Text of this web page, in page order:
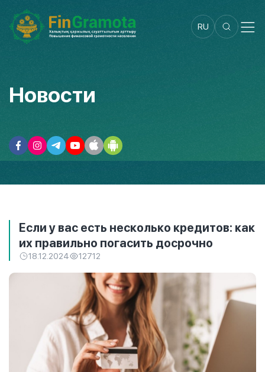
RU
Новости
Если у вас есть несколько кредитов: как
их правильно погасить досрочно
18.12.2024 12712